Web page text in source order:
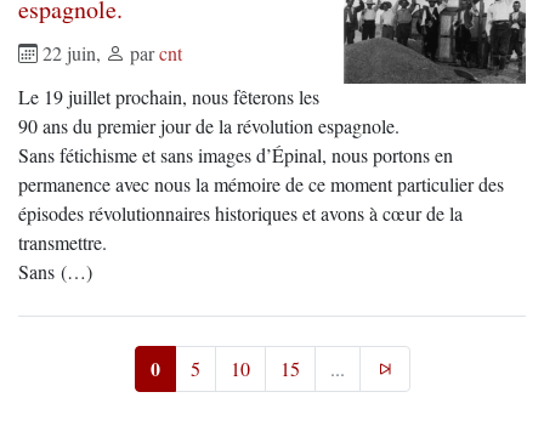
espagnole.
22 juin, parcnt
Le 19 juillet prochain, nous fêterons les
90 ans du premier jour de la révolution espagnole.
Sans fétichisme et sans images d’Épinal, nous portons en
permanence avec nous la mémoire de ce moment particulier des
épisodes révolutionnaires historiques et avons à cœur de la
transmettre.
Sans (…)
0 5 10 15 ...